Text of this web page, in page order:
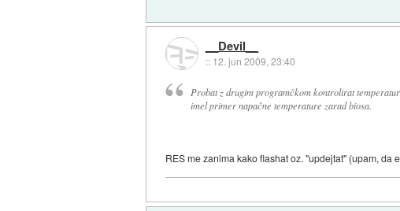
__Devil__
:: 12. jun 2009, 23:40
Probat z drugim programčkom kontrolirat
imel primer napačne temperature zarad biosa.
RES me zanima kako flashat oz. "updejtat" (upam,